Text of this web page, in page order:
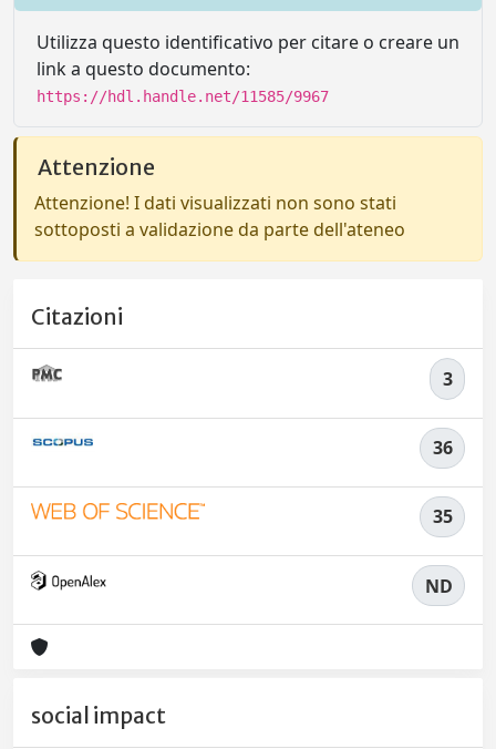
Utilizza questo identificativo per citare o creare un
link a questo documento:
https://hdl.handle.net/11585/9967
Attenzione
Attenzione! I dati visualizzati non sono stati
sottoposti a validazione da parte dell'ateneo
Citazioni
3
36
35
ND
social impact